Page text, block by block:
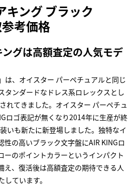
キング ブラック
考価格
グは高額査定の人気モデ
は、オイスター パーペチュアルと同じ
タンダードなドレス系ロレックスとし
れてきました。オイスター パーペチュ
ロゴ表記が無くなり2014年に生産が終
いも新たに新登場しました。独特なイ
性の高いブラック文字盤にAIR KINGロ
ーのポイントカラーというインパクト
え、復活後は高額査定の期待できる人
ています。